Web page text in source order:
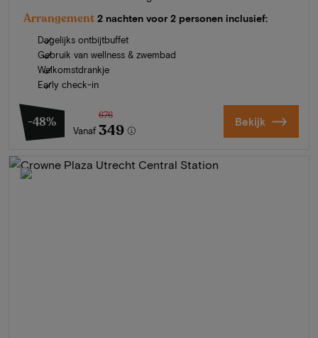
Arrangement 2 nachten voor 2 personen inclusief:
Dagelijks ontbijtbuffet
Gebruik van wellness & zwembad
Welkomstdrankje
Early check-in
-48%
Vanaf
676
349 Bekijk